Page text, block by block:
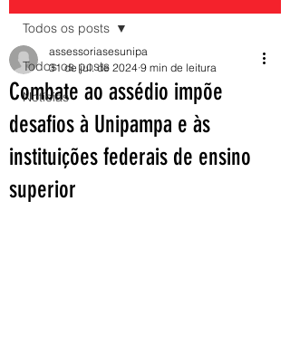
Todos os posts
Notícias
Todos os posts
Combate ao assédio impõe
desafios à Unipampa e às
instituições federais de ensino
superior
assessoriasesunipa
31 de jul. de 2024 9 min de leitura